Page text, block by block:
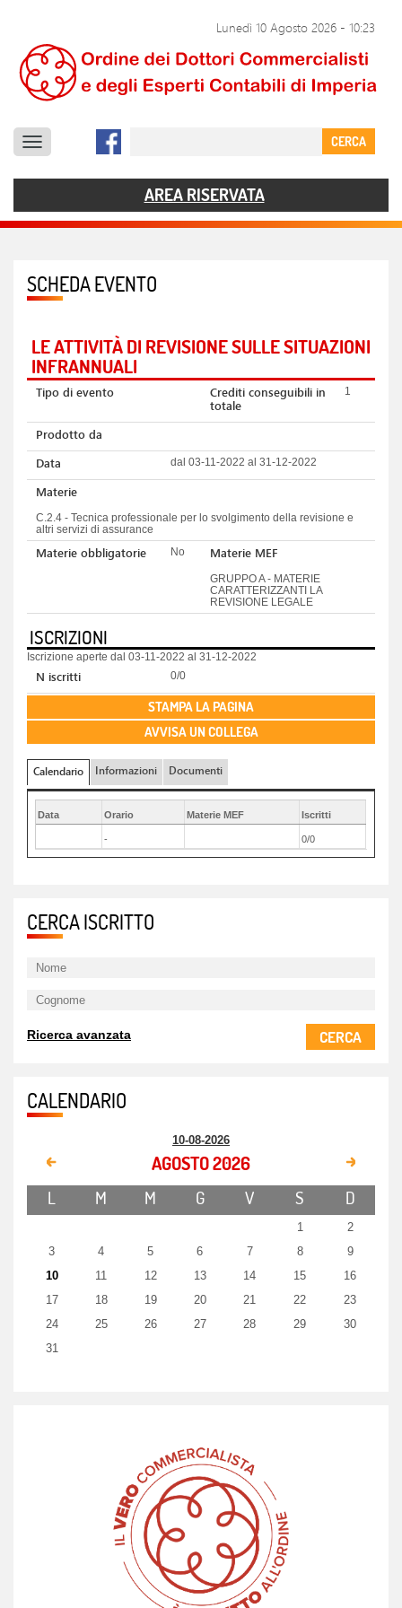
Lunedì 10 Agosto 2026 - 10:23
CERCA
DOCUMENTI
COMUNICAZIONE
CONTATTI
AREA RISERVATA
SCHEDA EVENTO
LE ATTIVITÀ DI REVISIONE SULLE SITUAZIONI
INFRANNUALI
Tipo di evento
Crediti conseguibili in
totale
1
Prodotto da
Data
dal 03-11-2022 al 31-12-2022
Materie
C.2.4 - Tecnica professionale per lo svolgimento della revisione e
altri servizi di assurance
Materie obbligatorie No Materie MEF
GRUPPO A - MATERIE
CARATTERIZZANTI LA
REVISIONE LEGALE
ISCRIZIONI
Iscrizione aperte dal 03-11-2022 al 31-12-2022
N iscritti 0/0
STAMPA LA PAGINA
AVVISA UN COLLEGA
Calendario Informazioni Documenti
Data Orario Materie MEF Iscritti
- 0/0
CERCA ISCRITTO
CERCA
Ricerca avanzata
CALENDARIO
10-08-2026
AGOSTO 2026
L M M G V S D
1
2
3
4 5 6 7 8
9
10
11 12 13 14 15
16
17
18 19 20 21 22
23
24
25 26 27 28 29
30
31